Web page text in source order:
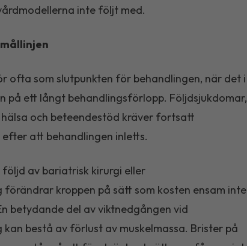
inte följt med.
ofta som slutpunkten för behandlingen, när det i
på ett långt behandlingsförlopp. Följdsjukdomar,
och beteendestöd kräver fortsatt
att behandlingen inletts.
av bariatrisk kirurgi eller
förändrar kroppen på sätt som kosten ensam inte
betydande del av viktnedgången vid
kan bestå av förlust av muskelmassa. Brister på